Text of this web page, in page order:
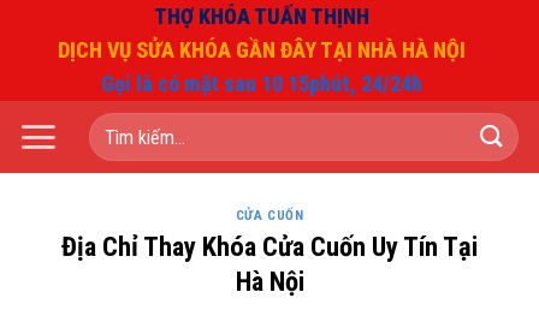
dung
THỢ KHÓA TUẤN THỊNH
DỊCH VỤ SỬA KHÓA GẦN ĐÂY TẠI NHÀ HÀ NỘI
Gọi là có mặt sau 10 15phút, 24/24h
Tìm
kiếm:
CỬA CUỐN
Địa Chỉ Thay Khóa Cửa Cuốn Uy Tín Tại
Hà Nội